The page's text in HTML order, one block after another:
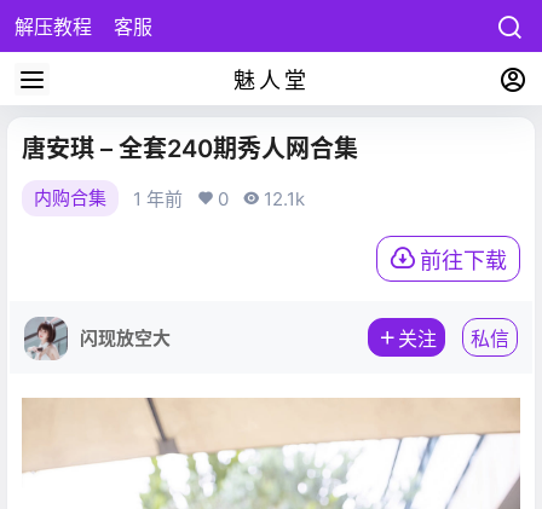
解压教程 客服
魅人堂
唐安琪 – 全套240期秀人网合集
内购合集 1 年前 0 12.1k
前往下载
闪现放空大 关注 私信